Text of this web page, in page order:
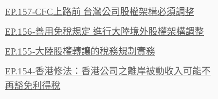
EP.157-CFC上路前 台灣公司股權架構必須調整
EP.156-善用免稅規定 進行大陸境外股權架構調整
EP.155-大陸股權轉讓的稅務規劃實務
EP.154-香港修法：香港公司之離岸被動收入可能不
再豁免利得稅